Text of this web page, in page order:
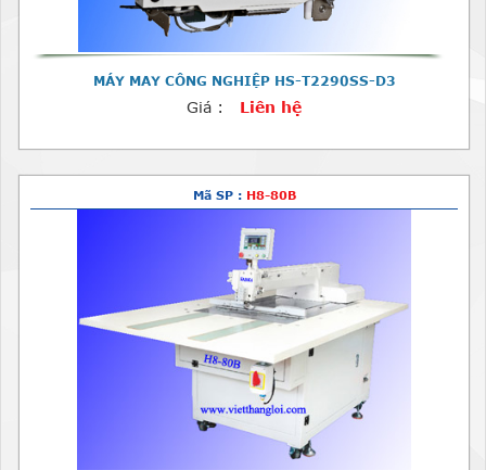
MÁY MAY CÔNG NGHIỆP HS-T2290SS-D3
Giá : Liên hệ
Mã SP : H8-80B